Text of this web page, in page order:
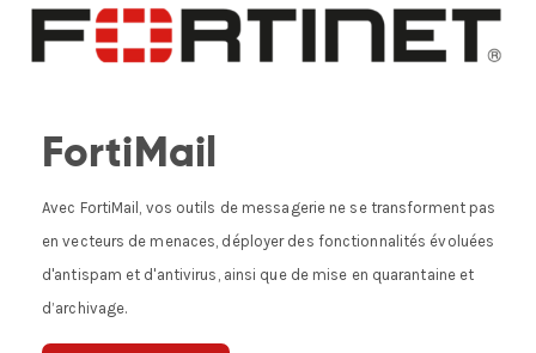
FortiMail
Avec FortiMail, vos outils de messagerie ne se transforment pas
en vecteurs de menaces, déployer des fonctionnalités évoluées
d'antispam et d'antivirus, ainsi que de mise en quarantaine et
d’archivage.